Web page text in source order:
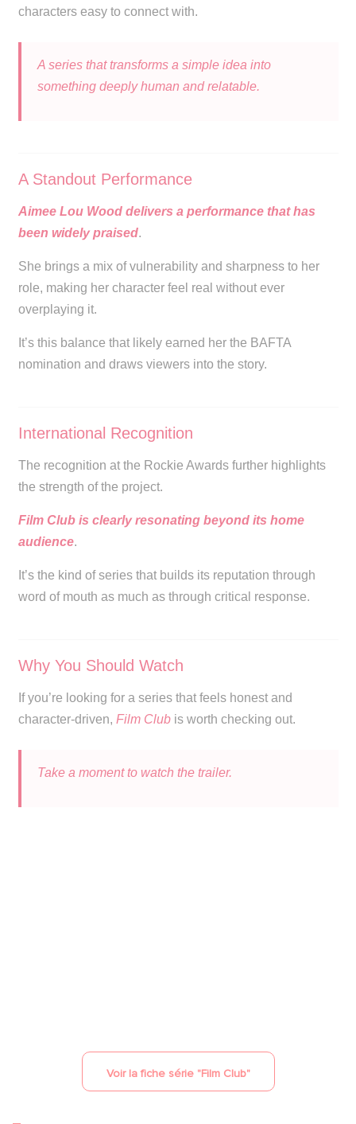
characters easy to connect with.
A series that transforms a simple idea into
something deeply human and relatable.
A Standout Performance
Aimee Lou Wood delivers a performance that has
been widely praised.
She brings a mix of vulnerability and sharpness to her
role, making her character feel real without ever
overplaying it.
It’s this balance that likely earned her the BAFTA
nomination and draws viewers into the story.
International Recognition
The recognition at the Rockie Awards further highlights
the strength of the project.
Film Club is clearly resonating beyond its home
audience.
It’s the kind of series that builds its reputation through
word of mouth as much as through critical response.
Why You Should Watch
If you’re looking for a series that feels honest and
character-driven, Film Clubis worth checking out.
Take a moment to watch the trailer.
Autoriser
Voir la fiche série "Film Club"